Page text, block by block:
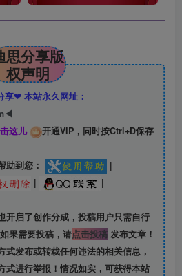
思分享版
权声明
享❤ 本站永久网址：
这儿
开通VIP，同时按Ctrl+D保存
助到您：
|
| |
开启了创作分成，投稿用户只需自行
果需要投稿，请点击投稿发布文章！
式发布或转载任何违法的相关信息，
式进行举报！情况如实，可获得本站